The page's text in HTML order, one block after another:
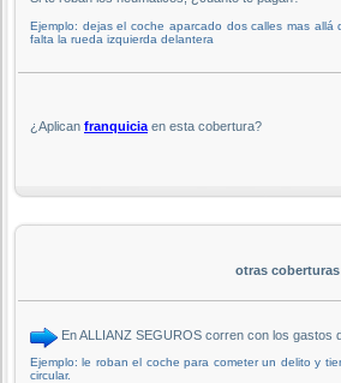
Ejemplo: dejas el coche aparcado dos calles mas
falta la rueda izquierda delantera
¿Aplican franquicia en esta cobertura?
otras coberturas
En ALLIANZ SEGUROS corren con los gastos
Ejemplo: le roban el coche para cometer un delito y
circular.